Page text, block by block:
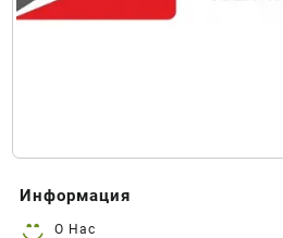
Информация
О Нас